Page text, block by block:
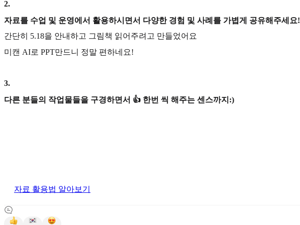
2.
자료를 수업 및 운영에서 활용하시면서 다양한 경험 및 사례를 가볍게 공유해주세요!
간단히 5.18을 안내하고 그림책 읽어주려고 만들었어요
미캔 AI로 PPT만드니 정말 편하네요!
3.
다른 분들의 작업물들을 구경하면서 👍 한번 씩 해주는 센스까지:)
자료 활용법 알아보기